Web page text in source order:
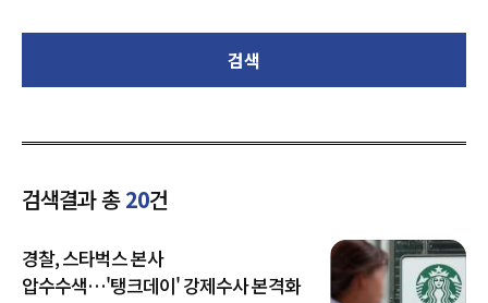
검색
검색결과 총20건
경찰, 스타벅스 본사
압수수색…'탱크데이' 강제수사 본격화